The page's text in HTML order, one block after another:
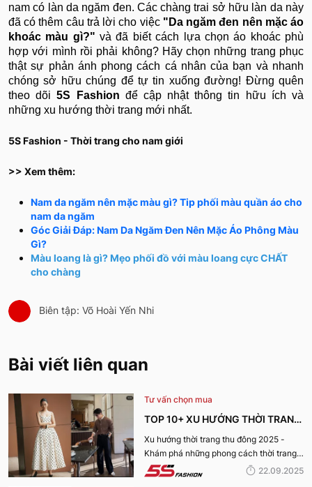
nam có làn da ngăm đen. Các chàng trai sở hữu làn da này
đã có thêm câu trả lời cho việc"Da ngăm đen nên mặc áo
khoác màu gì?" và đã biết cách lựa chọn áo khoác phù
hợp với mình rồi phải không? Hãy chọn những trang phục
thật sự phản ánh phong cách cá nhân của bạn và nhanh
chóng sở hữu chúng để tự tin xuống đường! Đừng quên
theo dõi5S Fashion để cập nhật thông tin hữu ích và
những xu hướng thời trang mới nhất.
5S Fashion - Thời trang cho nam giới
>> Xem thêm:
Nam da ngăm nên mặc màu gì? Tip phối màu quần áo cho
nam da ngăm
Góc Giải Đáp: Nam Da Ngăm Đen Nên Mặc Áo Phông Màu
Gì?
Màu loang là gì? Mẹo phối đồ với màu loang cực CHẤT
cho chàng
Biên tập: Võ Hoài Yến Nhi
Bài viết liên quan
Tư vấn chọn mua
TOP 10+ XU HƯỚNG THỜI TRANG
THU ĐÔNG 2025 TRENDY, GÂY
BÃO
Xu hướng thời trang thu đông 2025 -
Khám phá những phong cách thời trang
“làm mưa làm gió” từ sàn runway đến
cuộc sống hàng ngày.
22.09.2025